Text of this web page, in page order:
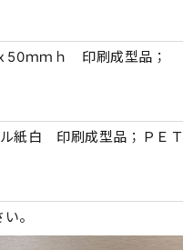
50ｍｍｈ 印刷成型品；
紙白 印刷成型品；ＰＥＴ
。